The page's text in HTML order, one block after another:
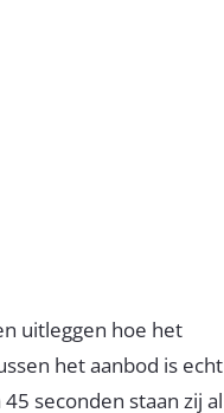
uitleggen hoe het
het aanbod is echt
seconden staan zij al